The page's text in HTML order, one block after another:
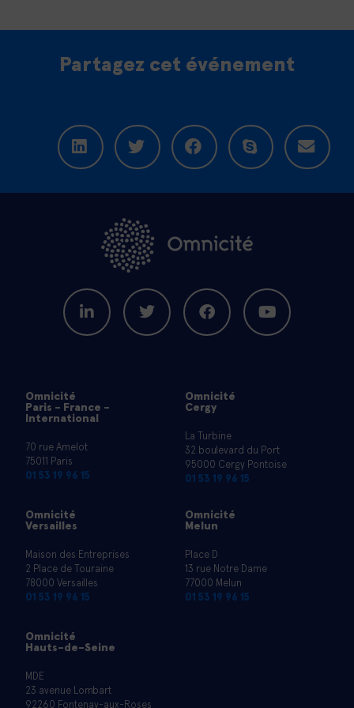
Partagez cet événement
Omnicité
Paris - France -
International
70 rue Amelot
75011 Paris
01 53 19 96 15
Omnicité
Cergy
La Turbine
32 boulevard du Port
95000 Cergy Pontoise
01 53 19 96 15
Omnicité
Versailles
Maison des Entreprises
2 Place de Touraine
78000 Versailles
01 53 19 96 15
Omnicité
Melun
Place D
13 rue Notre Dame
77000 Melun
01 53 19 96 15
Omnicité
Hauts-de-Seine
MDE
23 avenue Lombart
92260 Fontenay-aux-Roses